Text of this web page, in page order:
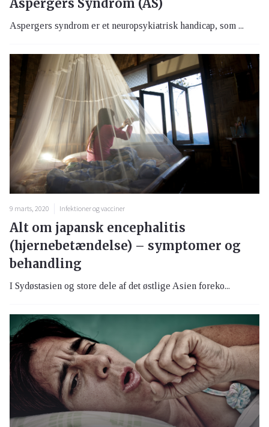
Aspergers Syndrom (AS)
Aspergers syndrom er et neuropsykiatrisk handicap, som ...
9 marts, 2020 Infektioner og vacciner
Alt om japansk encephalitis
(hjernebetændelse) – symptomer og
behandling
I Sydøstasien og store dele af det østlige Asien foreko...